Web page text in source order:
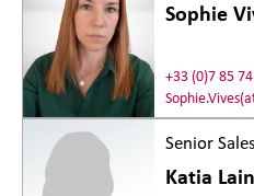
Sophie
+33 (0)7 85
Senior
Katia